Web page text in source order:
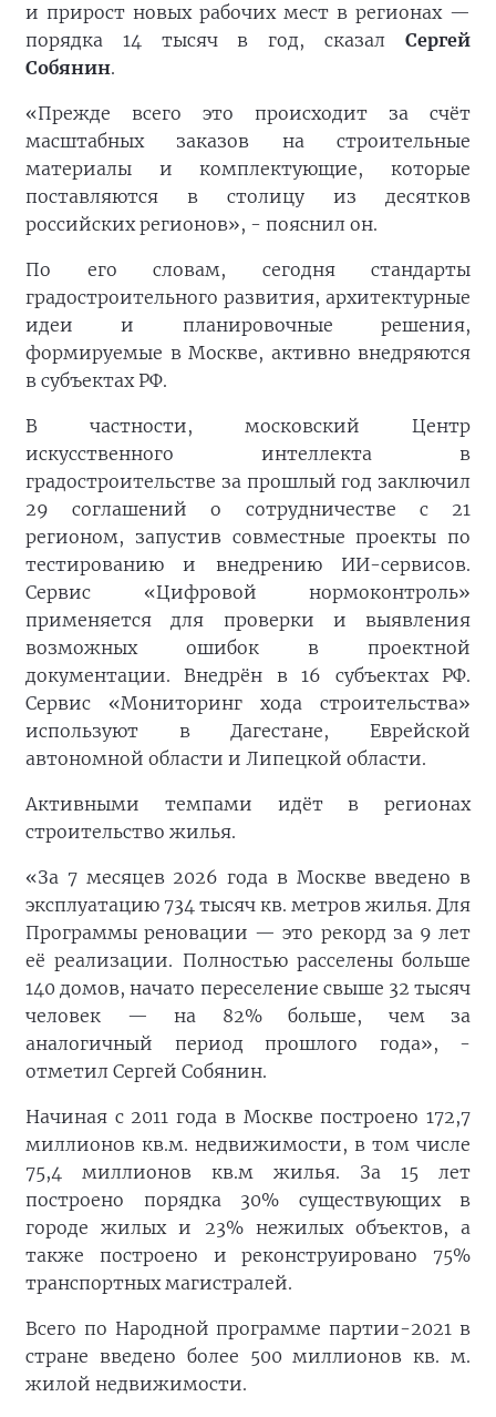
и прирост новых рабочих мест в регионах —
порядка 14 тысяч в год, сказал Сергей
Собянин.
«Прежде всего это происходит за счёт
масштабных заказов на строительные
материалы и комплектующие, которые
поставляются в столицу из десятков
российских регионов», - пояснил он.
По его словам, сегодня стандарты
градостроительного развития, архитектурные
идеи и планировочные решения,
формируемые в Москве, активно внедряются
в субъектах РФ.
В частности, московский Центр
искусственного интеллекта в
градостроительстве за прошлый год заключил
29 соглашений о сотрудничестве с 21
регионом, запустив совместные проекты по
тестированию и внедрению ИИ-сервисов.
Сервис «Цифровой нормоконтроль»
применяется для проверки и выявления
возможных ошибок в проектной
документации. Внедрён в 16 субъектах РФ.
Сервис «Мониторинг хода строительства»
используют в Дагестане, Еврейской
автономной области и Липецкой области.
Активными темпами идёт в регионах
строительство жилья.
«За 7 месяцев 2026 года в Москве введено в
эксплуатацию 734 тысяч кв. метров жилья. Для
Программы реновации — это рекорд за 9 лет
её реализации. Полностью расселены больше
140 домов, начато переселение свыше 32 тысяч
человек — на 82% больше, чем за
аналогичный период прошлого года», -
отметил Сергей Собянин.
Начиная с 2011 года в Москве построено 172,7
миллионов кв.м. недвижимости, в том числе
75,4 миллионов кв.м жилья. За 15 лет
построено порядка 30% существующих в
городе жилых и 23% нежилых объектов, а
также построено и реконструировано 75%
транспортных магистралей.
Всего по Народной программе партии-2021 в
стране введено более 500 миллионов кв. м.
жилой недвижимости.